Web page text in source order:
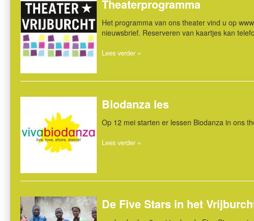
Theaterprogramma
Het programma van ons theater vind u op
nieuwsbrief. Reserveren van kaartjes kan
Lees verder »
Biodanza les
Op 12 mei starten er lessen Biodanza in ons
Lees verder »
De Five Stars in het